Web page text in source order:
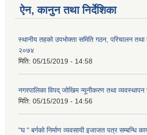
ऐन, कानुन तथा निर्देशिका
स्थानीय तहको उपभोक्ता समिति गठन, परिचालन तथा
२०७४
मिति: 05/15/2019 - 14:58
नगरपालिका विपद् जोखिम न्यूनीकरण तथा
मिति: 05/15/2019 - 14:56
"घ " बर्गको निर्माण व्यवसायी इजाजत पत्र सम्बन्धि